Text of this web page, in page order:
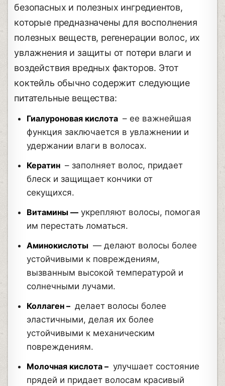
безопасных и полезных ингредиентов,
которые предназначены для восполнения
полезных веществ, регенерации волос, их
увлажнения и защиты от потери влаги и
воздействия вредных факторов. Этот
коктейль обычно содержит следующие
питательные вещества:
Гиалуроновая кислота – ее важнейшая
функция заключается в увлажнении и
удержании влаги в волосах.
Кератин – заполняет волос, придает
блеск и защищает кончики от
секущихся.
Витамины — укрепляют волосы, помогая
им перестать ломаться.
Аминокислоты — делают волосы более
устойчивыми к повреждениям,
вызванным высокой температурой и
солнечными лучами.
Коллаген – делает волосы более
эластичными, делая их более
устойчивыми к механическим
повреждениям.
Молочная кислота – улучшает состояние
прядей и придает волосам красивый